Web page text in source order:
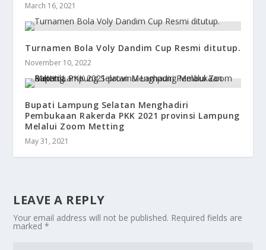
March 16, 2021
Turnamen Bola Voly Dandim Cup Resmi ditutup.
November 10, 2022
Bupati Lampung Selatan Menghadiri
Pembukaan Rakerda PKK 2021 provinsi Lampung
Melalui Zoom Metting
May 31, 2021
LEAVE A REPLY
Your email address will not be published. Required fields are
marked*